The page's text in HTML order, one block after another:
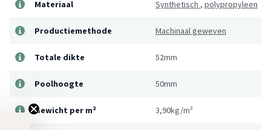
Materiaal Synthetisch , polypropyleen
Productiemethode Machinaal geweven
Totale dikte 52mm
Poolhoogte 50mm
Gewicht per m² 3,90kg/m²